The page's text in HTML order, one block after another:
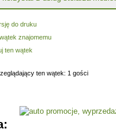
do druku
znajomemu
ten wątek
ten wątek: 1 gości